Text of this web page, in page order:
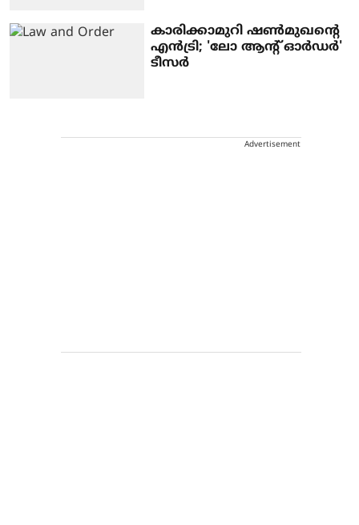
കാരിക്കാമുറി ഷൺമുഖന്റെ
എൻട്രി; 'ലോ ആന്റ് ഓർഡർ'
ടീസർ
Advertisement